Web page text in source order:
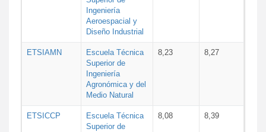
Ingeniería
Aeroespacial y
Diseño Industrial
ETSIAMN
Escuela Técnica
Superior de
Ingeniería
Agronómica y del
Medio Natural
8,23 8,27
ETSICCP
Escuela Técnica
Superior de
8,08 8,39